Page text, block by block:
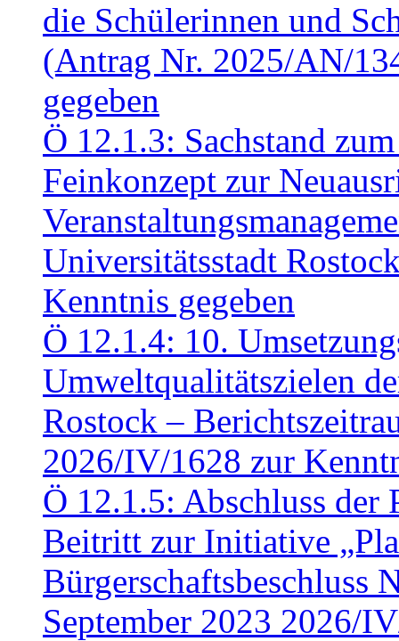
die Schülerinnen und
(Antrag Nr. 2025/AN/
gegeben
Ö 12.1.3: Sachstand
Feinkonzept zur
Universitätsstadt
Kenntnis gegeben
Ö 12.1.4: 10.
Umweltqualitätszielen
Rostock –
2026/IV/1628 zur
Ö 12.1.5: Abschluss der
Beitritt zur Initiative
Bürgerschaftsbeschluss
September 2023 2026/